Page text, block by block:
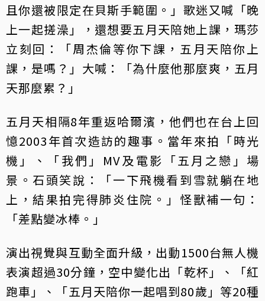
且你還被限定在貝斯手範圍。」歌迷又喊「晚
上一起搓澡」，還想要五月天陪她上課，瑪莎
立刻回：「周杰倫等你下課，五月天陪你上
課，是嗎？」大喊：「為什麼他那麼爽，五月
天那麼累？」
五月天相隔8年重返哈爾濱，他們也在台上回
憶2003年首次造訪的趣事。當年來拍「時光
機」、「我們」MV及電影「五月之戀」場
景。石頭笑說：「一下飛機看到雪就躺在地
上，結果拍完得肺炎住院。」怪獸補一句：
「差點變冰棒。」
演出視覺與互動全面升級，出動1500台無人機
表演超過30分鐘，空中變化出「乾杯」、「紅
跑車」、「五月天陪你一起唱到80歲」等20種